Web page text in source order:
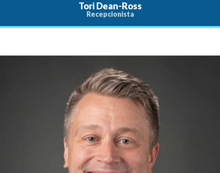
Tori Dean-Ross
Recepcionista